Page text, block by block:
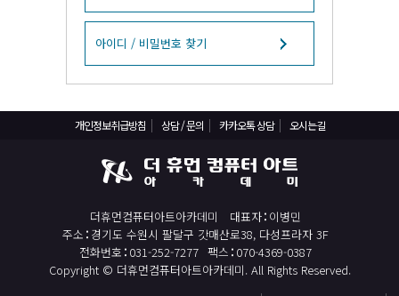
아이디 / 비밀번호 찾기
개인정보취급방침 상담 / 문의 카카오톡 상담 오시는길
더휴먼컴퓨터아트아카데미 대표자 이병민
주소 경기도 수원시 팔달구 갓매산로38, 다성프라자 3F
전화번호 031-252-7277 팩스 070-4369-0387
Copyright © 더휴먼컴퓨터아트아카데미. All Rights Reserved.
디지털컨버전스 자바(JAVA)개발자(전자정부 프레임워크/SPRING)
전산세무회계 자격취득과정[전산회계1급/전산세무2급/FAT1급/TAT2급]
컴퓨터활용능력2급(필기+실기) 및 ITQ자격증 취득(한글,엑셀,파워포인트)
직업상담사 2급 (필기+실기) 자격증 취득과정
일러스트 자격증 취득과정(GTQi 1급)
전산회계 1급 / FAT 1급 자격증 취득과정
전산세무 2급 / TAT 2급 자격증 취득과정